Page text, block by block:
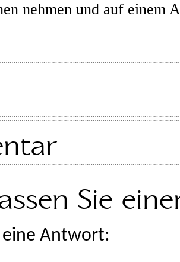
nehmen und auf einem
Sie
eine Antwort: